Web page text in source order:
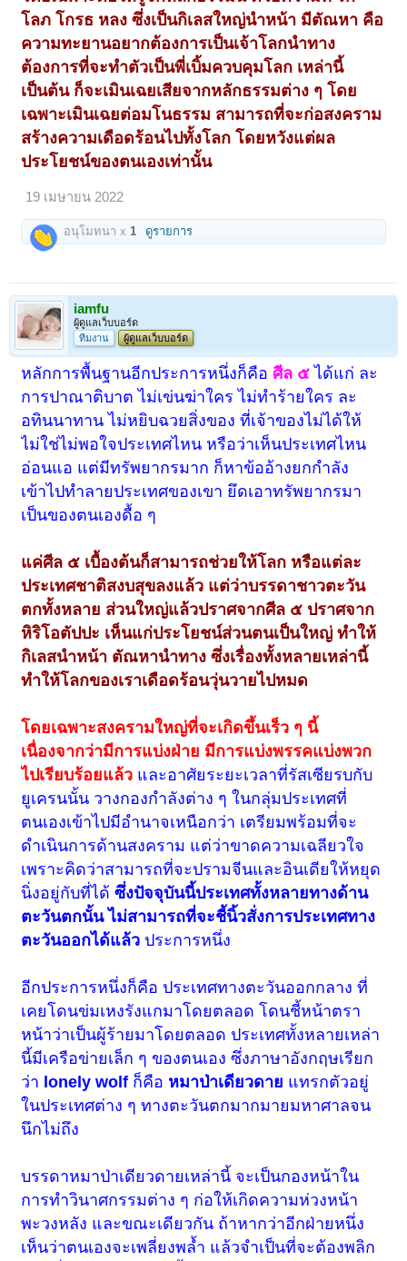
โลภ โกรธ หลง ซึ่งเป็นกิเลสใหญ่นำหน้า มีตัณหา คือ
ความทะยานอยากต้องการเป็นเจ้าโลกนำทาง
ต้องการที่จะทำตัวเป็นพี่เบิ้มควบคุมโลก เหล่านี้
เป็นต้น ก็จะเมินเฉยเสียจากหลักธรรมต่าง ๆ โดย
เฉพาะเมินเฉยต่อมโนธรรม สามารถที่จะก่อสงคราม
สร้างความเดือดร้อนไปทั้งโลก โดยหวังแต่ผล
ประโยชน์ของตนเองเท่านั้น
19 เมษายน 2022
อนุโมทนา x 1 ดูรายการ
iamfu
ผู้ดูแลเว็บบอร์ด
ทีมงาน
ผู้ดูแลเว็บบอร์ด
หลักการพื้นฐานอีกประการหนึ่งก็คือ ศีล ๕ ได้แก่ ละ
การปาณาติบาต ไม่เข่นฆ่าใคร ไม่ทำร้ายใคร ละ
อทินนาทาน ไม่หยิบฉวยสิ่งของ ที่เจ้าของไม่ได้ให้
ไม่ใช่ไม่พอใจประเทศไหน หรือว่าเห็นประเทศไหน
อ่อนแอ แต่มีทรัพยากรมาก ก็หาข้ออ้างยกกำลัง
เข้าไปทำลายประเทศของเขา ยึดเอาทรัพยากรมา
เป็นของตนเองดื้อ ๆ
แค่ศีล ๕ เบื้องต้นก็สามารถช่วยให้โลก หรือแต่ละ
ประเทศชาติสงบสุขลงแล้ว แต่ว่าบรรดาชาวตะวัน
ตกทั้งหลาย ส่วนใหญ่แล้วปราศจากศีล ๕ ปราศจาก
หิริโอตัปปะ เห็นแก่ประโยชน์ส่วนตนเป็นใหญ่ ทำให้
กิเลสนำหน้า ตัณหานำทาง ซึ่งเรื่องทั้งหลายเหล่านี้
ทำให้โลกของเราเดือดร้อนวุ่นวายไปหมด
โดยเฉพาะสงครามใหญ่ที่จะเกิดขึ้นเร็ว ๆ นี้
เนื่องจากว่ามีการแบ่งฝ่าย มีการแบ่งพรรคแบ่งพวก
ไปเรียบร้อยแล้ว และอาศัยระยะเวลาที่รัสเซียรบกับ
ยูเครนนั้น วางกองกำลังต่าง ๆ ในกลุ่มประเทศที่
ตนเองเข้าไปมีอำนาจเหนือกว่า เตรียมพร้อมที่จะ
ดำเนินการด้านสงคราม แต่ว่าขาดความเฉลียวใจ
เพราะคิดว่าสามารถที่จะปรามจีนและอินเดียให้หยุด
นิ่งอยู่กับที่ได้ซึ่งปัจจุบันนี้ประเทศทั้งหลายทางด้าน
ตะวันตกนั้น ไม่สามารถที่จะชี้นิ้วสั่งการประเทศทาง
ตะวันออกได้แล้ว ประการหนึ่ง
อีกประการหนึ่งก็คือ ประเทศทางตะวันออกกลาง ที่
เคยโดนข่มเหงรังแกมาโดยตลอด โดนชี้หน้าตรา
หน้าว่าเป็นผู้ร้ายมาโดยตลอด ประเทศทั้งหลายเหล่า
นี้มีเครือข่ายเล็ก ๆ ของตนเอง ซึ่งภาษาอังกฤษเรียก
ว่า lonely wolf ก็คือ หมาป่าเดียวดาย แทรกตัวอยู่
ในประเทศต่าง ๆ ทางตะวันตกมากมายมหาศาลจน
นึกไม่ถึง
บรรดาหมาป่าเดียวดายเหล่านี้ จะเป็นกองหน้าใน
การทำวินาศกรรมต่าง ๆ ก่อให้เกิดความห่วงหน้า
พะวงหลัง และขณะเดียวกัน ถ้าหากว่าอีกฝ่ายหนึ่ง
เห็นว่าตนเองจะเพลี่ยงพล้ำ แล้วจำเป็นที่จะต้องพลิก